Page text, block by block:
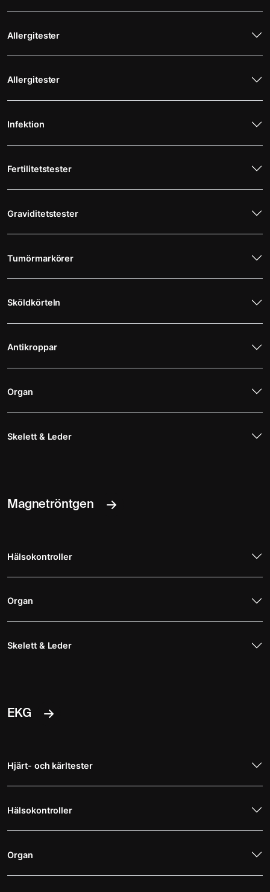
Allergitester
Allergitester
Infektion
Fertilitetstester
Graviditetstester
Tumörmarkörer
Sköldkörteln
Antikroppar
Organ
Skelett & Leder
Magnetröntgen
Hälsokontroller
Organ
Skelett & Leder
EKG
Hjärt- och kärltester
Hälsokontroller
Organ